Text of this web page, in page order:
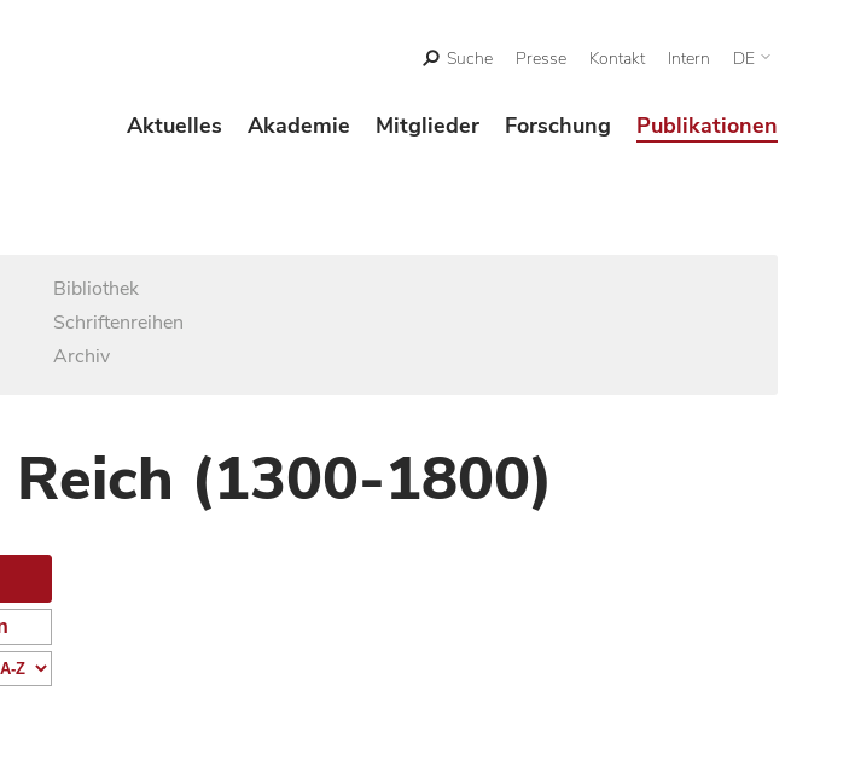
Suche Presse Kontakt Intern DE
Aktuelles Akademie Mitglieder Forschung Publikationen
Bibliothek
Schriftenreihen
Archiv
(1300-1800)